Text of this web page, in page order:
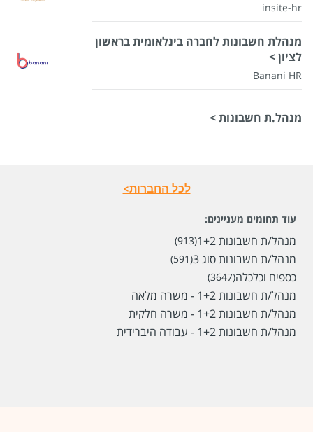
שכר
המעסיק לא סיפר לנו
סוג משרה
משרה מלאה
מיקום
הרצליה, תל אביב יפו,בני ברק,
insite-hr
מנהלת חשבונות לחברה בינלאומית בראשון
לציון >
Banani HR
מנהל.ת חשבונות >
לכל החברות>
עוד תחומים מעניינים:
מנהל/ת חשבונות 1+2 (913)
מנהל/ת חשבונות סוג 3 (591)
כספים וכלכלה(3647)
מנהל/ת חשבונות 1+2 - משרה מלאה
מנהל/ת חשבונות 1+2 - משרה חלקית
מנהל/ת חשבונות 1+2 - עבודה היברידית